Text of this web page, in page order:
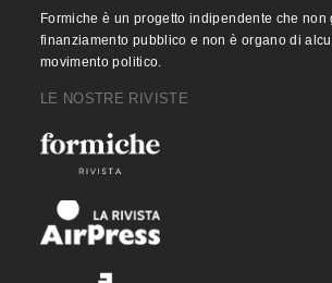
Formiche è un progetto indipendente che non
finanziamento pubblico e non è organo di
movimento politico.
LE NOSTRE RIVISTE